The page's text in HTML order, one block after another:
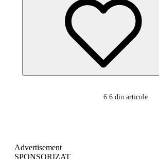
6 6 din articole
Advertisement
SPONSORIZAT